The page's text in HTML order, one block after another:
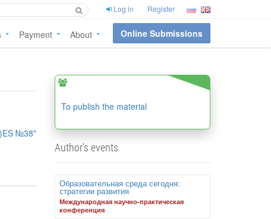
Log in Register
Payment About Online Submissions
№38"
To publish the material
Author's events
Образовательная среда сегодня:
стратегии развития
Международная научно-практическая
конференция